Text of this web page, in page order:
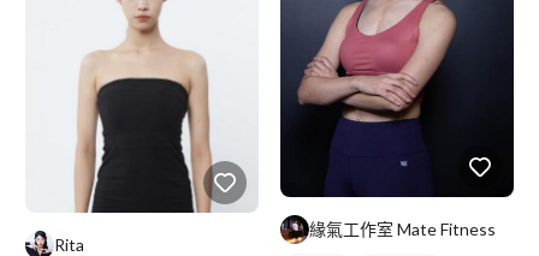
Rita
緣氣工作室 Mate Fitness